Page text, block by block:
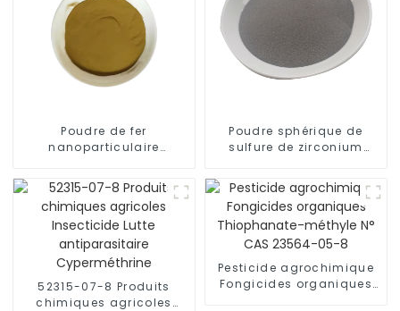
Poudre de fer
nanoparticulaire
89-6
Poudre sphérique de
sulfure de zirconium
99,99 % (CAS 12039-15-5)
52315-07-8 Produits
chimiques agricoles
Pesticide agrochimique
Fongicides organiques